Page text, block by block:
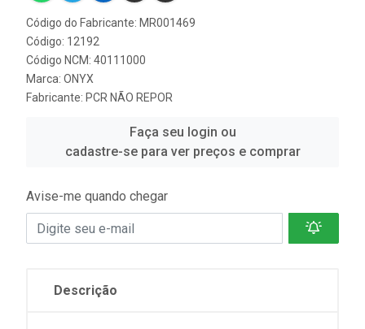
Código do Fabricante: MR001469
Código: 12192
Código NCM: 40111000
Marca: ONYX
Fabricante: PCR NÃO REPOR
Faça seu login ou
cadastre-se para ver preços e comprar
Avise-me quando chegar
Descrição